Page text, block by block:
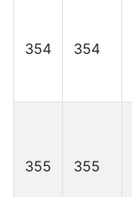
354 354
355 355